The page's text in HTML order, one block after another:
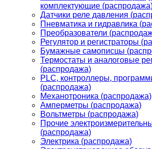
комплектующие
Датчики реле давления
Пневматика и гидравлика
Преобразователи
Регулятор и регистраторы
Бумажные самописцы
Термостаты и аналоговые
(распродажа)
PLС, контроллеры,
(распродажа)
Механотроника (распродажа)
Амперметры (распродажа)
Вольтметры (распродажа)
Прочие
(распродажа)
Электрика (распродажа)